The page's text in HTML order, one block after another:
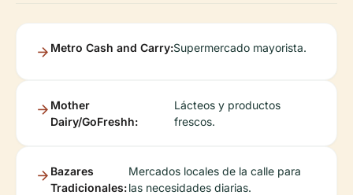
Metro Cash and Carry:Supermercado mayorista.
Mother
Dairy/GoFreshh:
Lácteos y productos
frescos.
Bazares
Tradicionales:
Mercados locales de la calle para
las necesidades diarias.